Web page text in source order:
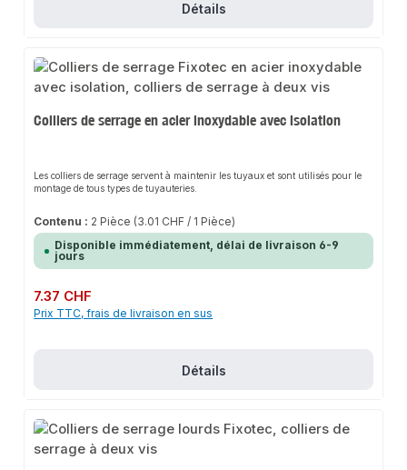
Détails
Colliers de serrage en acier inoxydable avec isolation
Les colliers de serrage servent à maintenir les tuyaux et sont utilisés pour le
montage de tous types de tuyauteries.
Contenu : 2 Pièce (3.01 CHF / 1 Pièce)
Disponible immédiatement, délai de livraison 6-9
jours
Prix régulier :
7.37 CHF
Prix TTC, frais de livraison en sus
Détails